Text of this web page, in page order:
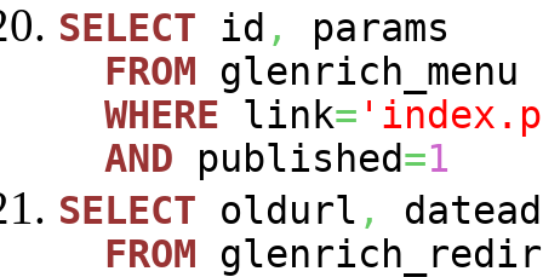
SELECT id ,
params
FROM glenrich_menu
WHERE link=
AND published=1
SELECT oldurl ,
FROM